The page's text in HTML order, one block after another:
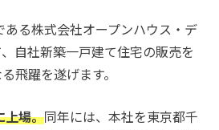
る株式会社オープンハウス・デ
自社新築一戸建て住宅の販売を
飛躍を遂げます。
上場。同年には、本社を東京都千